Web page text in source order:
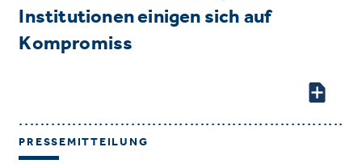
Institutionen einigen sich auf
Kompromiss
PRESSEMITTEILUNG